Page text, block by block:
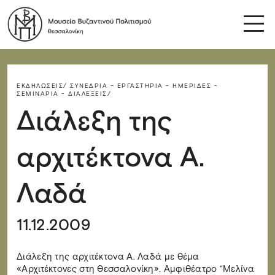
ΕΚΔΗΛΏΣΕΙΣ/ ΣΥΝΈΔΡΙΑ – ΕΡΓΑΣΤΉΡΙΑ - ΗΜΕΡΊΔΕΣ -
ΣΕΜΙΝΆΡΙΑ - ΔΙΑΛΈΞΕΙΣ/
Διάλεξη της
αρχιτέκτονα Α.
Λαδά
11.12.2009
Διάλεξη της αρχιτέκτονα Α. Λαδά με θέμα
«Αρχιτέκτονες στη Θεσσαλονίκη». Αμφιθέατρο “Μελίνα